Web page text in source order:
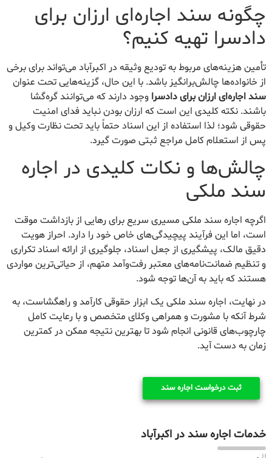
چگونه سند اجاره‌ای ارزان برای
دادسرا تهیه کنیم؟
تأمین هزینه‌های مربوط به تودیع وثیقه در اکبرآباد می‌تواند برای برخی
از خانواده‌ها چالش‌برانگیز باشد. با این حال، گزینه‌هایی تحت عنوان
سند اجاره‌ای ارزان برای دادسرا وجود دارند که می‌توانند گره‌گشا
باشند. نکته کلیدی این است که ارزان بودن نباید فدای امنیت
حقوقی شود؛ لذا استفاده از این اسناد حتماً باید تحت نظارت وکیل و
پس از استعلام کامل مراجع ثبتی صورت گیرد.
چالش‌ها و نکات کلیدی در اجاره
سند ملکی
اگرچه اجاره سند ملکی مسیری سریع برای رهایی از بازداشت موقت
است، اما این فرآیند پیچیدگی‌های خاص خود را دارد. احراز هویت
دقیق مالک، پیشگیری از جعل اسناد، جلوگیری از ارائه اسناد تکراری
و تنظیم ضمانت‌نامه‌های معتبر رفت‌وآمد متهم، از حیاتی‌ترین مواردی
هستند که باید به آن‌ها توجه شود.
در نهایت، اجاره سند ملکی یک ابزار حقوقی کارآمد و راهگشاست، به
شرط آنکه با مشورت و همراهی وکلای متخصص و با رعایت کامل
چارچوب‌های قانونی انجام شود تا بهترین نتیجه ممکن در کمترین
زمان به دست آید.
ثبت درخواست اجاره سند
خدمات اجاره سند در اکبرآباد